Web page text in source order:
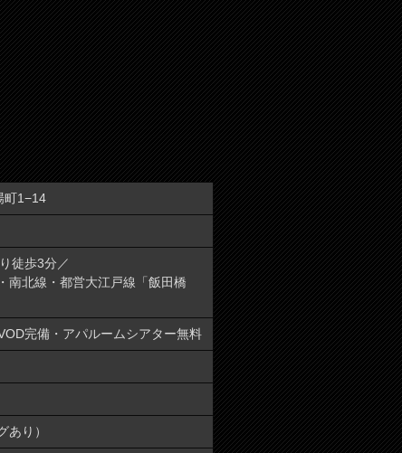
町1−14
徒歩3分／
南北線・都営大江戸線「飯田橋
完備・アパルームシアター無料
あり）